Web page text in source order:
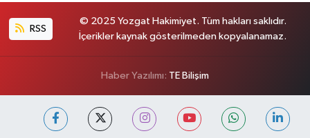
RSS
© 2025 Yozgat Hakimiyet. Tüm hakları saklıdır.
İçerikler kaynak gösterilmeden kopyalanamaz.
Haber Yazılımı: TE Bilişim